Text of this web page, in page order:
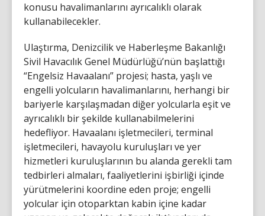
konusu havalimanlarını ayrıcalıklı olarak
kullanabilecekler.
Ulaştırma, Denizcilik ve Haberleşme Bakanlığı
Sivil Havacılık Genel Müdürlüğü’nün başlattığı
“Engelsiz Havaalanı” projesi; hasta, yaşlı ve
engelli yolcuların havalimanlarını, herhangi bir
bariyerle karşılaşmadan diğer yolcularla eşit ve
ayrıcalıklı bir şekilde kullanabilmelerini
hedefliyor. Havaalanı işletmecileri, terminal
işletmecileri, havayolu kuruluşları ve yer
hizmetleri kuruluşlarının bu alanda gerekli tam
tedbirleri almaları, faaliyetlerini işbirliği içinde
yürütmelerini koordine eden proje; engelli
yolcular için otoparktan kabin içine kadar